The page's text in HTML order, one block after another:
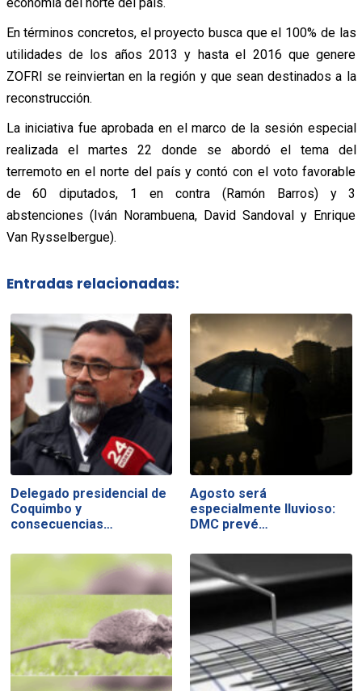
En términos concretos, el proyecto busca que el 100% de las
utilidades de los años 2013 y hasta el 2016 que genere
ZOFRI se reinviertan en la región y que sean destinados a la
reconstrucción.
La iniciativa fue aprobada en el marco de la sesión especial
realizada el martes 22 donde se abordó el tema del
terremoto en el norte del país y contó con el voto favorable
de 60 diputados, 1 en contra (Ramón Barros) y 3
abstenciones (Iván Norambuena, David Sandoval y Enrique
Van Rysselbergue).
Entradas relacionadas:
Delegado presidencial de
Coquimbo y
consecuencias…
Agosto será
especialmente lluvioso:
DMC prevé…